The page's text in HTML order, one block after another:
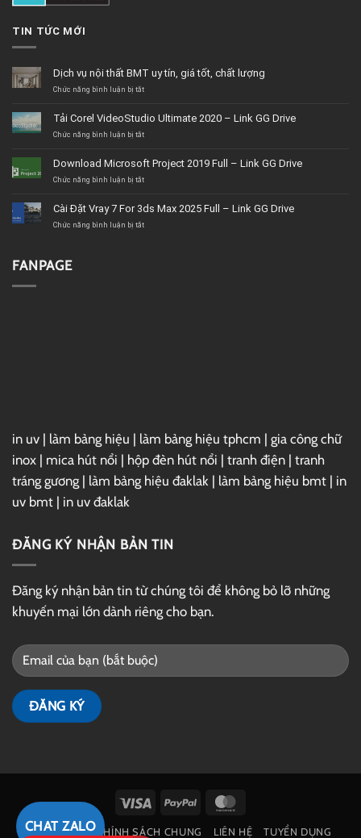
CHAT ZALO
TIN TỨC MỚI
Dịch vụ nội thất BMT uy tín, giá tốt, chất lượng
Chức năng bình luận bị tắtở
nội
thất
tín,
giá
lượng
Tải Corel VideoStudio Ultimate 2020 – Link GG Drive
Chức năng bình luận bị tắtở
VideoStudio
Ultimate
Link
GG
Download Microsoft Project 2019 Full – Link GG Drive
Chức năng bình luận bị tắtở
Project
2019
Cài Đặt Vray 7 For 3ds Max 2025 Full – Link GG Drive
Chức năng bình luận bị tắtở
FANPAGE
in uv | làm bảng hiệu | làm bảng hiệu tphcm | gia công chữ
inox | mica hút nổi | hộp đèn hút nổi | tranh điện | tranh
tráng gương | làm bảng hiệu đaklak | làm bảng hiệu bmt | in
uv bmt | in uv đaklak
ĐĂNG KÝ NHẬN BẢN TIN
Đăng ký nhận bản tin từ chúng tôi để không bỏ lỡ những
khuyến mại lớn dành riêng cho bạn.
Visa PayPal
GIỚI THIỆU CHÍNH SÁCH CHUNG LIÊN HỆ TUYỂN DỤNG